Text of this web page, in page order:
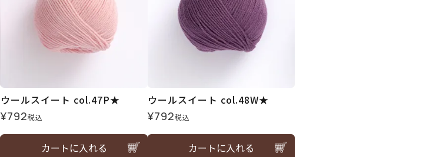
ウールスイート col.47P★
¥792税込
カートに入れる
ウールスイート col.48W★
¥792税込
カートに入れる